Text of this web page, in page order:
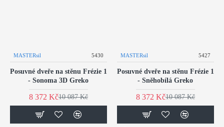
MASTERsil 5430
Posuvné dveře na stěnu Frézie 1
- Sonoma 3D Greko
8 372 Kč10 087 Kč
MASTERsil 5427
Posuvné dveře na stěnu Frézie 1
- Sněhobílá Greko
8 372 Kč10 087 Kč